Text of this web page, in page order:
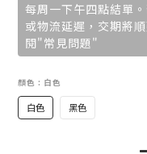
每周一下午四點結單
或物流延遲，交期將
閱"常見問題"
顏色 : 白色
白色 黑色